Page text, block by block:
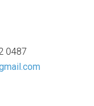
0487